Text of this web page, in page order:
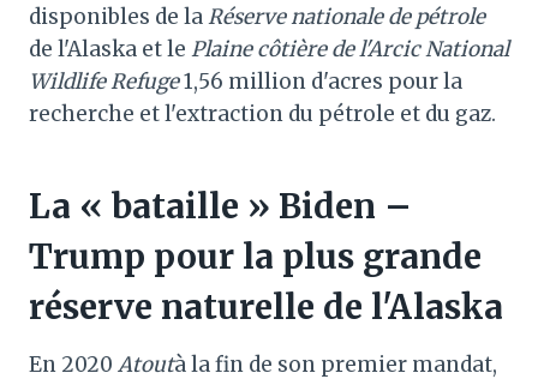
disponibles de laRéserve nationale de pétrole
de l'Alaska et le Plaine côtière de l'Arcic National
Wildlife Refuge1,56 million d'acres pour la
recherche et l'extraction du pétrole et du gaz.
La « bataille » Biden –
Trump pour la plus grande
réserve naturelle de l'Alaska
En 2020 Atoutà la fin de son premier mandat,